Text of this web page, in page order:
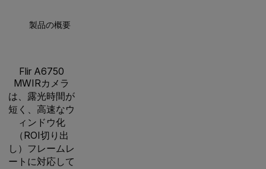
製品の概要
Flir A6750
MWIRカメラ
は、露光時間が
短く、高速なウ
ィンドウ化
（ROI切り出
し）フレームレ
ートに対応して